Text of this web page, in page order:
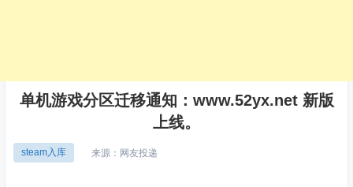
单机游戏分区迁移通知：www.52yx.net 新版
上线。
steam入库 来源： 网友投递